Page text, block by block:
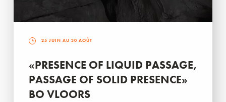
25 JUIN AU 30 AOÛT
«PRESENCE OF LIQUID PASSAGE,
PASSAGE OF SOLID PRESENCE»
BO VLOORS